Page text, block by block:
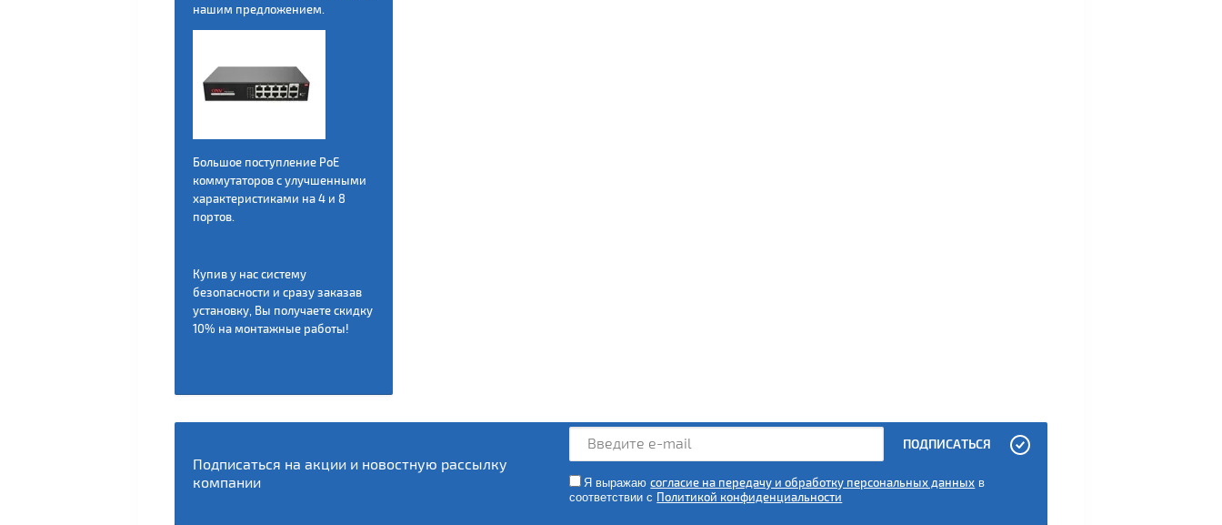
нашим предложением.
Большое поступление РоЕ
коммутаторов с улучшенными
характеристиками на 4 и 8
портов.
Купив у нас систему
безопасности и сразу заказав
установку, Вы получаете скидку
10% на монтажные работы!
Подписаться на акции и новостную рассылку
компании
Я выражаюсогласие на передачу и обработку персональных данных в
соответствии с Политикой конфиденциальности
ПОДПИСАТЬСЯ